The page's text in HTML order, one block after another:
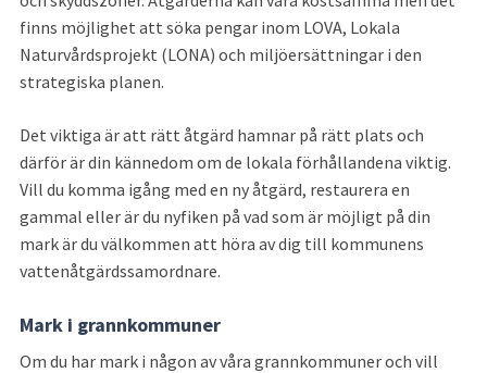
finns möjlighet att söka pengar inom LOVA, Lokala
Naturvårdsprojekt (LONA) och miljöersättningar i den
strategiska planen.
Det viktiga är att rätt åtgärd hamnar på rätt plats och
därför är din kännedom om de lokala förhållandena viktig.
Vill du komma igång med en ny åtgärd, restaurera en
gammal eller är du nyfiken på vad som är möjligt på din
mark är du välkommen att höra av dig till kommunens
vattenåtgärdssamordnare.
Mark i grannkommuner
Om du har mark i någon av våra grannkommuner och vill